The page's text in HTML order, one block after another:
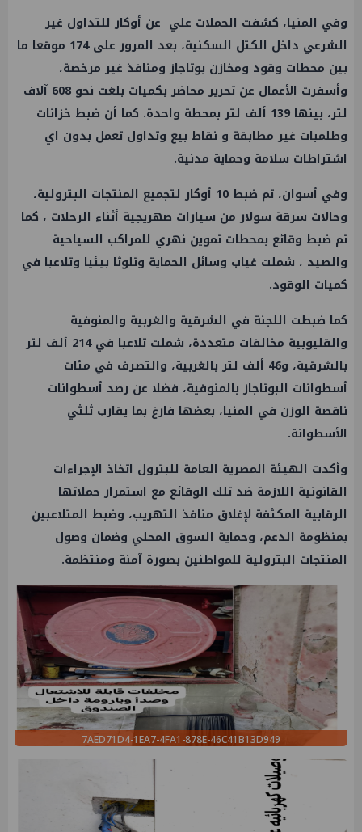
وفي المنيا، كشفت الحملات علي عن أوكار للتداول غير
الشرعي داخل الكتل السكنية، بعد المرور على 174 موقعا ما
بين محطات وقود ومخازن بوتاجاز ومنافذ غير مرخصة،
وأسفرت الأعمال عن تحرير محاضر بكميات بلغت نحو 608 آلاف
لتر، بينها 139 ألف لتر بمحطة واحدة. كما أن ضبط خزانات
وطلمبات غير مطابقة و نقاط بيع وتداول تعمل بدون اي
اشتراطات سلامة وحماية مدنية.
وفي أسوان، تم ضبط 10 أوكار لتجميع المنتجات البترولية،
وحالات سرقة سولار من سيارات صهريجية أثناء الرحلات ، كما
تم ضبط وقائع بمحطات تموين نهري للمراكب السياحية
والصيد ، شملت غياب وسائل الحماية وتلوثا بيئيا وتلاعبا في
كميات الوقود.
كما ضبطت اللجنة في الشرقية والغربية والمنوفية
والقليوبية مخالفات متعددة، شملت تلاعبا في 214 ألف لتر
بالشرقية، و46 ألف لتر بالغربية، والتصرف في مئات
أسطوانات البوتاجاز بالمنوفية، فضلا عن رصد أسطوانات
ناقصة الوزن في المنيا، بعضها فارغ بما يقارب ثلثي
الأسطوانة.
وأكدت الهيئة المصرية العامة للبترول اتخاذ الإجراءات
القانونية اللازمة ضد تلك الوقائع مع استمرار حملاتها
الرقابية المكثفة لإغلاق منافذ التهريب، وضبط المتلاعبين
بمنظومة الدعم، وحماية السوق المحلي وضمان وصول
المنتجات البترولية للمواطنين بصورة آمنة ومنتظمة.
7AED71D4-1EA7-4FA1-878E-46C41B13D949